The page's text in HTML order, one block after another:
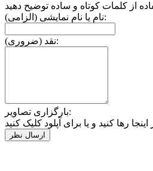
نام یا نام نمایشی (الزامی):
نقد (ضروری):
بارگزاری تصاویر: